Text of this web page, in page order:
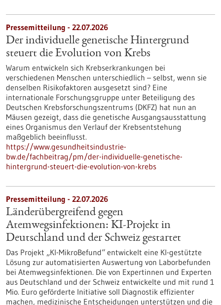
Pressemitteilung - 22.07.2026
Der individuelle genetische Hintergrund
steuert die Evolution von Krebs
Warum entwickeln sich Krebserkrankungen bei
verschiedenen Menschen unterschiedlich – selbst, wenn sie
denselben Risikofaktoren ausgesetzt sind? Eine
internationale Forschungsgruppe unter Beteiligung des
Deutschen Krebsforschungszentrums (DKFZ) hat nun an
Mäusen gezeigt, dass die genetische Ausgangsausstattung
eines Organismus den Verlauf der Krebsentstehung
maßgeblich beeinflusst.
https://www.gesundheitsindustrie-
bw.de/fachbeitrag/pm/der-individuelle-genetische-
hintergrund-steuert-die-evolution-von-krebs
Pressemitteilung - 22.07.2026
Länderübergreifend gegen
Atemwegsinfektionen: KI-Projekt in
Deutschland und der Schweiz gestartet
Das Projekt „KI-MikroBefund“ entwickelt eine KI-gestützte
Lösung zur automatisierten Auswertung von Laborbefunden
bei Atemwegsinfektionen. Die von Expertinnen und Experten
aus Deutschland und der Schweiz entwickelte und mit rund 1
Mio. Euro geförderte Initiative soll Diagnostik effizienter
machen, medizinische Entscheidungen unterstützen und die